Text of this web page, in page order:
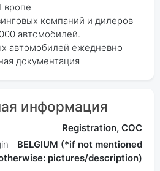
компаний и дилеров
автомобилей.
автомобилей ежедневно
документация
информация
Registration, COC
BELGIUM (*if not mentioned
pictures/description)